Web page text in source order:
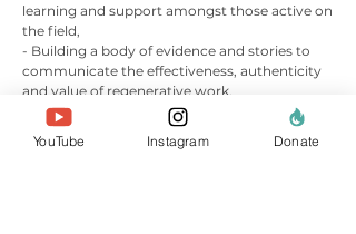
learning and support amongst those active on
the field,
- Building a body of evidence and stories to
communicate the effectiveness, authenticity
and value of regenerative work,
- Leveraging support and funding from large
relief organisations toward regenerative
groups and practices, and,
YouTube Instagram Donate